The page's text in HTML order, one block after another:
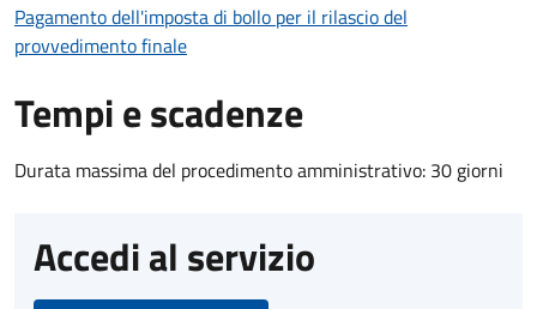
Pagamento dell'imposta di bollo per il rilascio del
provvedimento finale
Tempi e scadenze
Durata massima del procedimento amministrativo: 30 giorni
Accedi al servizio